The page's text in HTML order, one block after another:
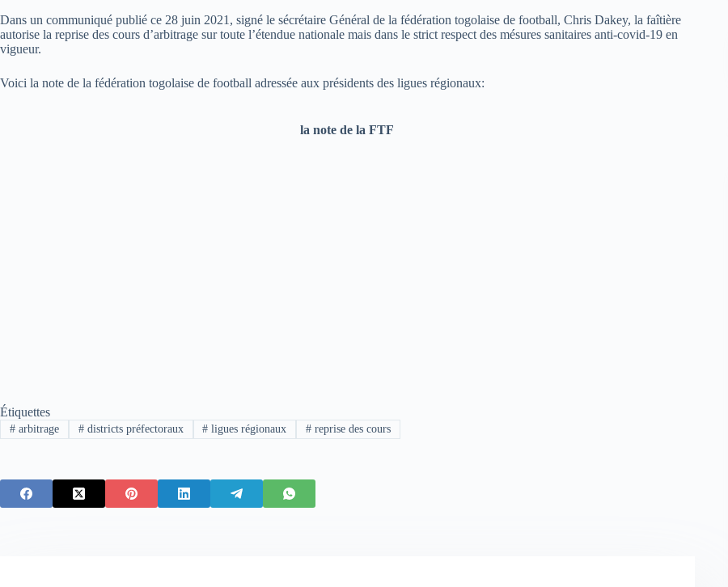
Dans un communiqué publié ce 28 juin 2021, signé le sécrétaire Général de la fédération togolaise de football, Chris Dakey, la faîtière
autorise la reprise des cours d’arbitrage sur toute l’étendue nationale mais dans le strict respect des mésures sanitaires anti-covid-19 en
vigueur.
Voici la note de la fédération togolaise de football adressée aux présidents des ligues régionaux:
la note de la FTF
Étiquettes
#arbitrage #districts préfectoraux # ligues régionaux # reprise des cours